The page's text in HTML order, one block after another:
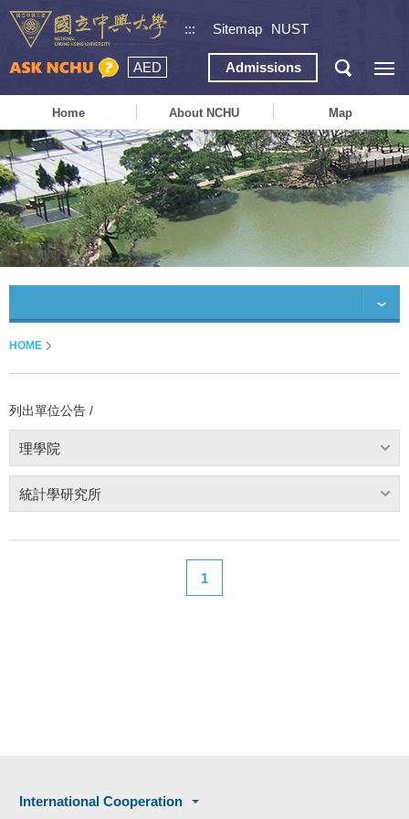
::: Sitemap NUST
AED Admissions
Home About NCHU Map
HOME
列出單位公告 /
理學院
統計學研究所
1
International Cooperation